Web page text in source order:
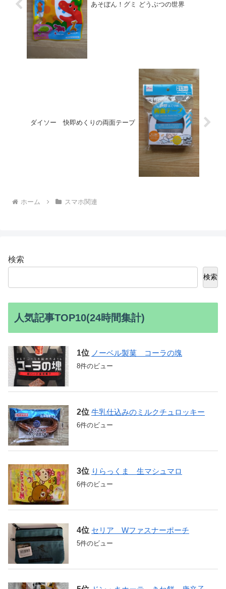
あそぼん！グミ どうぶつの世界
ダイソー 快即めくりの両面テープ
ホーム スマホ関連
検索
検索
人気記事TOP10(24時間集計)
ノーベル製菓 コーラの塊
8件のビュー
牛乳仕込みのミルクチュロッキー
6件のビュー
りらっくま 生マシュマロ
6件のビュー
セリア Wファスナーポーチ
5件のビュー